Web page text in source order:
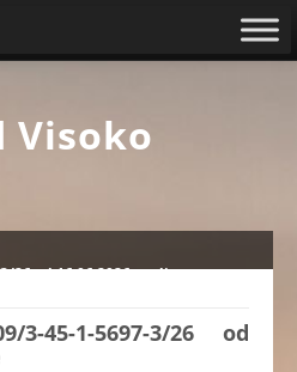
Visoko
26 od 16.06.2026. godine
45-1-5697-3/26 od